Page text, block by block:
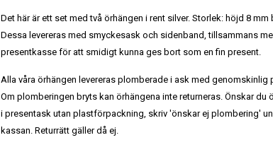
Det här är ett set med två örhängen i rent silver. Storlek: höjd 8 mm
Dessa levereras med smyckesask och sidenband, tillsammans
presentkasse för att smidigt kunna ges bort som en fin present.
Alla våra örhängen levereras plomberade i ask med
Om plomberingen bryts kan örhängena inte returneras. Önskar du
i presentask utan plastförpackning, skriv 'önskar ej plombering'
kassan. Returrätt gäller då ej.